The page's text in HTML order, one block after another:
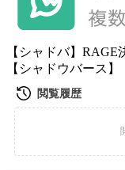
【シャドバ】
【シャドウバース】